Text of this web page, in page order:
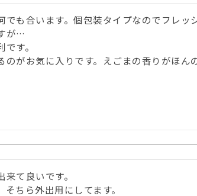
でも合います。個包装タイプなのでフレッ
が…
す。
て良いです。